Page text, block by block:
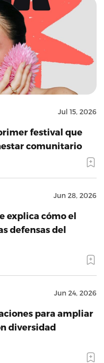
Jul 15, 2026
festival que
comunitario
Jun 28, 2026
explica cómo el
defensas del
Jun 24, 2026
para ampliar
diversidad